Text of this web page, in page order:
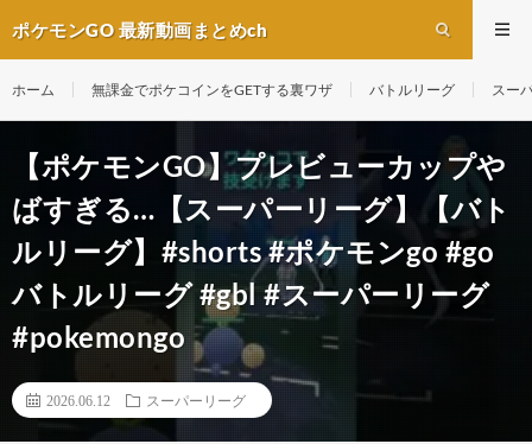
ポケモンGO 最新動画まとめch
ホーム 無課金でポケコインをGETする裏ワザ バトルリーグ スー
【ポケモンGO】プレビューカップや
ばすぎる…【スーパーリーグ】【バト
ルリーグ】#shorts #ポケモンgo #go
バトルリーグ #gbl #スーパーリーグ
#pokemongo
2026.06.12 スーパーリーグ